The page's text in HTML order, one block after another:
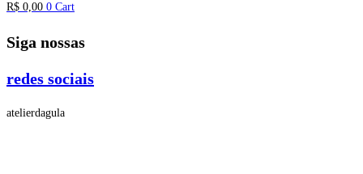
R$ 0,00 0 Cart
Siga nossas
redes sociais
atelierdagula